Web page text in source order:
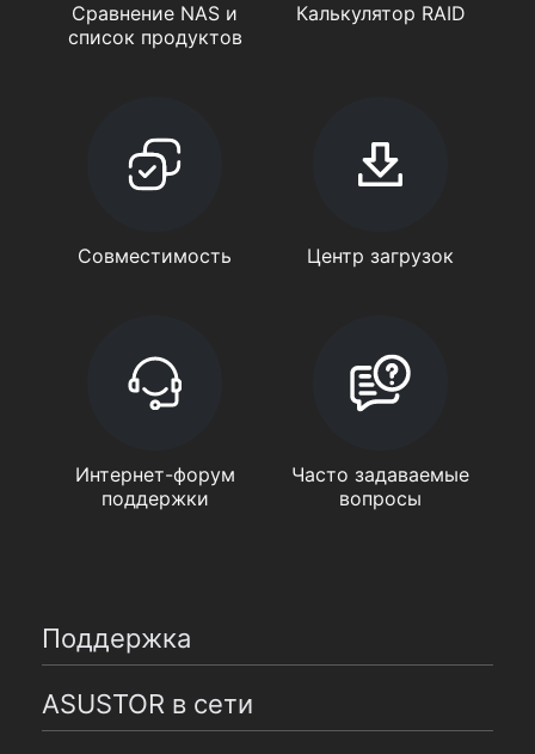
Сравнение NAS и
список продуктов
Калькулятор RAID
Совместимость Центр загрузок
Интернет-форум
поддержки
Часто задаваемые
вопросы
Поддержка
ASUSTOR в сети